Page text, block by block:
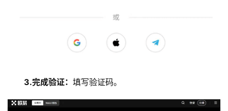
3.完成验证： 填写验证码。